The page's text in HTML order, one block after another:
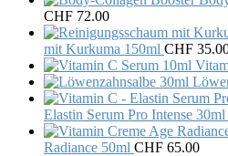
CHF 89.00.CHF
CHF 72.00
mit Kurkuma 150ml CHF
Elastin Serum Pro Intense 30ml
Radiance 50ml CHF 65.00